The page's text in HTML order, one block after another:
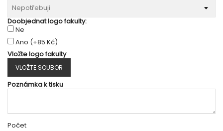
Doobjednat logo fakulty:
Ne
Ano (+85 Kč)
Vložte logo fakulty
VLOŽTE SOUBOR
Poznámka k tisku
Počet